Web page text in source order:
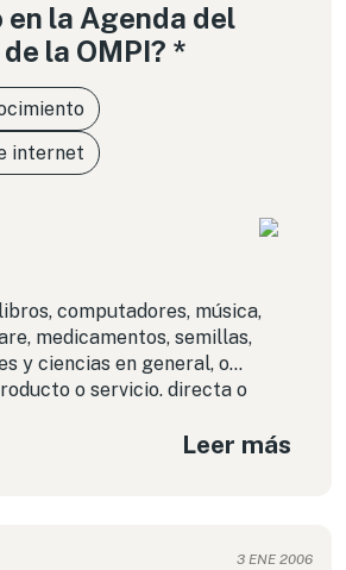
la Agenda del
la OMPI? *
internet
computadores, música,
medicamentos, semillas,
y ciencias en general, o
o servicio, directa o
(PI), está siendoLeer más
3 ENE 2006